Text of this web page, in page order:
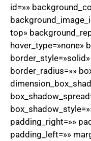
id=»»
top»
hover_type=»none»
border_radius=»»
padding_right=»»
padding_left=»»